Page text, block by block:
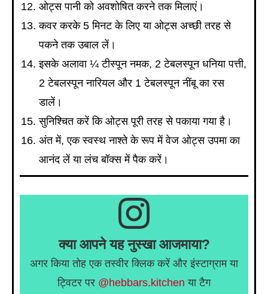
ओट्स पानी को अवशोषित करने तक मिलाएं।
कवर करके 5 मिनट के लिए या ओट्स अच्छी तरह से
पकने तक उबाल लें।
इसके अलावा ¼ टीस्पून नमक, 2 टेबलस्पून धनिया पत्ती,
2 टेबलस्पून नारियल और 1 टेबलस्पून नींबू का रस
डालें।
सुनिश्चित करें कि ओट्स पूरी तरह से पकाया गया है।
अंत में, एक स्वस्थ नाश्ते के रूप में वेज ओट्स उपमा का
आनंद लें या लंच बॉक्स में पैक करें।
क्या आपने यह नुस्खा आजमाया?
अगर किया तोह एक तस्वीर क्लिक करें और इंस्टाग्राम या
ट्विटर पर @hebbars.kitchen या टैग